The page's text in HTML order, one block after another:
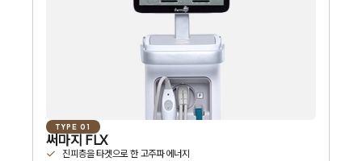
TYPE 01
써마지 FLX
진피층을 타겟으로 한 고주파 에너지